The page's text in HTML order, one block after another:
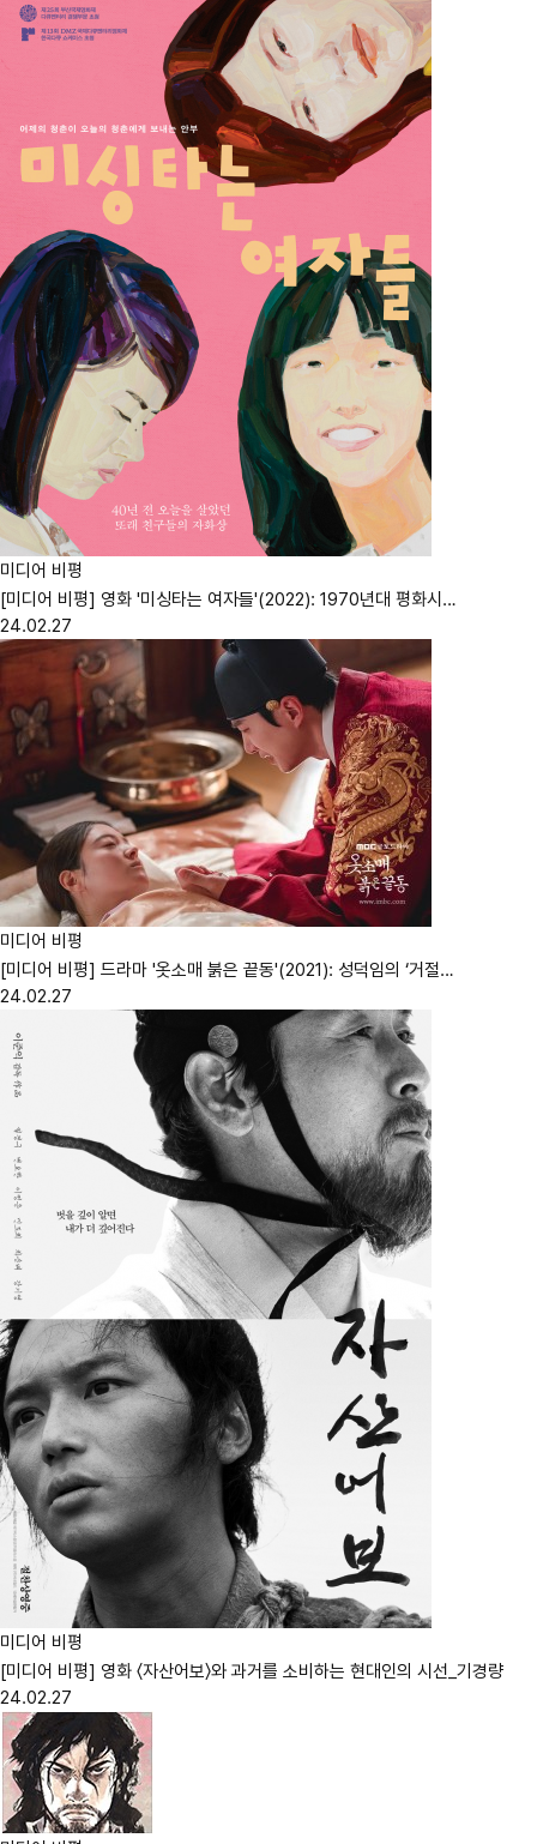
미디어 비평
[미디어 비평] 영화 '미싱타는 여자들'(2022): 1970년대 평화시…
24.02.27
미디어 비평
[미디어 비평] 드라마 '옷소매 붉은 끝동'(2021): 성덕임의 ‘거절…
24.02.27
미디어 비평
[미디어 비평] 영화 〈자산어보〉와 과거를 소비하는 현대인의 시선_기경량
24.02.27